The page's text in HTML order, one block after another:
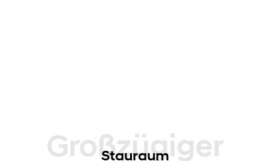
Großzügiger
Stauraum